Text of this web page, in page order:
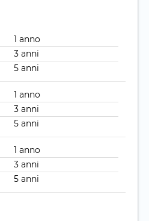
1 anno
3 anni
5 anni
1 anno
3 anni
5 anni
1 anno
3 anni
5 anni